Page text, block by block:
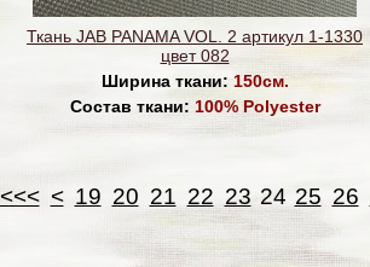
Ткань JAB PANAMA VOL. 2 артикул 1-1330
цвет 082
Ширина ткани: 150см.
Состав ткани: 100% Polyester
<<< < 19 20 21 22 23 24 25 26